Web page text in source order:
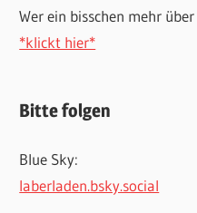
Wer ein bisschen mehr
*klickt hier*
Bitte folgen
Blue Sky:
laberladen.bsky.social